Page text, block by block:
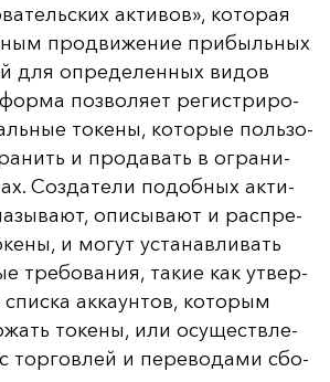
ак­ти­вов», ко­то­рая
прод­ви­же­ние при­быль­ных
для оп­ре­де­лен­ных ви­дов
поз­во­ля­ет ре­гис­три­ро­
то­ке­ны, ко­то­рые поль­зо­
и про­да­вать в ог­ра­ни­
Соз­да­те­ли по­доб­ных ак­ти­
опи­сы­ва­ют и рас­пре­
и мо­гут ус­та­нав­ли­вать
тре­бо­ва­ния, та­кие как ут­вер­
ак­ка­ун­тов, ко­то­рым
то­ке­ны, или осу­щест­вле­
тор­гов­лей и пе­ре­во­да­ми сбо­